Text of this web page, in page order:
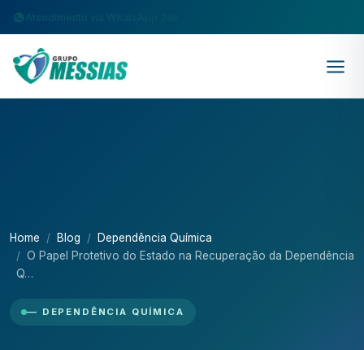
Atendimento via WhatsApp 24h
Home Blog
Dependência Química
O Papel Protetivo do Estado na Recuperação da Dependência
Q…
— DEPENDÊNCIA QUÍMICA